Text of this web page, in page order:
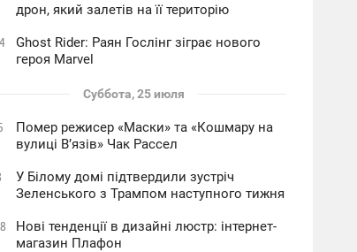
дрон, який залетів на її територію
Ghost Rider: Раян Гослінг зіграє нового
героя Marvel
Суббота, 25 июля
Помер режисер «Маски» та «Кошмару на
вулиці В’язів» Чак Рассел
У Білому домі підтвердили зустріч
Зеленського з Трампом наступного тижня
Нові тенденції в дизайні люстр: інтернет-
магазин Плафон